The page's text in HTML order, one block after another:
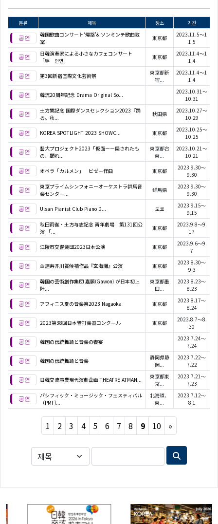
분류 제목 장소
기간
韓国歌曲コンサート‘帰路’& ソンミンテ歌曲教
室
東京都
2023.11.5～1
1.5
日韓演奏家による小さなカフェコンサート
「絆 인연」
東京都
2023.11.4～1
1.4
第3回新宿国際文化芸術祭
東京都新
宿...
2023.11.4～1
1.4
韓流20周年記念 Drama Original So...
2023.10.31～
10.31
土方巽記念 国際ダンスセレクション2023『踊
る。秋...
秋田県
2023.10.27～
10.29
KOREA SPOTLIGHT 2023 SHOWC... 東京都
2023.10.25～
10.25
藝大プロジェクト2023「仮面ーー隠されたも
の、顕れ...
東京都台
東...
2023.10.21～
10.21
オペラ「カルメン」 ビゼー作曲 東京都
2023.9.30～
9.30
東京プライムシンフォニーオーケストラ群馬音
楽センター...
群馬県
2023.9.30～
9.30
Ulsan Pianist Club Piano D... 도쿄
2023.9.15～
9.15
秋田雨雀・土方与志記念 青年劇場 第131回公
演 「...
東京都
2023.9.8～9.
17
江陵市交響楽団2023日本公演 東京都
2023.9.6～9.
7
金達寿芥川賞候補作品『玄海灘』公演 東京都
2023.8.30～
9.3
韓国の芸術創作集団 嘉願(Gawon) が⽇本初上
陸...
東京都墨
田...
2023.8.23～
8.23
アフィニス夏の音楽祭2023 Nagaoka 東京都
2023.8.17～
8.24
2023第38回日本管打楽器コンクール 東京都
2023.8.7～8.
30
韓国の伝統舞踊と音楽の饗宴
2023.7.24～
7.24
韓国の伝統舞踊と音楽
静岡県静
岡...
2023.7.22～
7.22
日韓交流事業現代演劇企画 THEATRE ATMAN...
東京都東
京...
2023.7.21～
7.23
パシフィック・ミュージック・フェスティバル
（PMF)...
北海道、
東...
2023.7.12～
8.1
1 2 3 4 5 6 7 8 9 10 »